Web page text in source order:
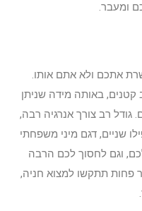
ומעבר.
אתכם ולא אתם אותו.
קטנים, באותה מידה שניתן
גודל רב צורך אנרגיה רבה,
שניים, דגם מיני משפחתי
וגם לחסוך לכם הרבה
פחות תתקשו למצוא חניה,